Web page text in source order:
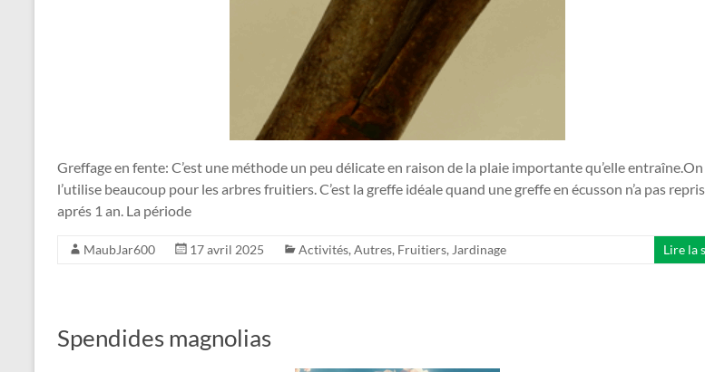
Greffage en fente: C’est une méthode un peu délicate en raison de la plaie importante qu’elle entraîne.On
l’utilise beaucoup pour les arbres fruitiers. C’est la greffe idéale quand une greffe en écusson n’a pas repris
aprés 1 an. La période
MaubJar600 17 avril 2025 Activités, Autres, Fruitiers, Jardinage Lire la
Spendides magnolias